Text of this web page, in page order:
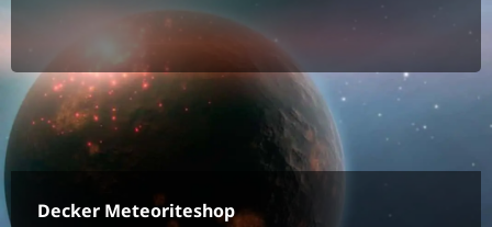
Decker Meteoriteshop